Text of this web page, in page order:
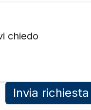
Invia richiesta